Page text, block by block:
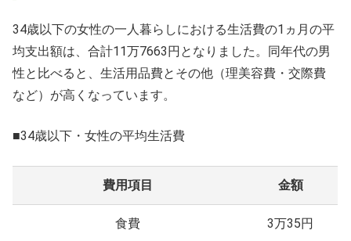
34歳以下の女性の一人暮らしにおける生活費の1ヵ月の平
均支出額は、合計11万7663円となりました。同年代の男
性と比べると、生活用品費とその他（理美容費・交際費
など）が高くなっています。
■34歳以下・女性の平均生活費
費用項目 金額
食費 3万35円